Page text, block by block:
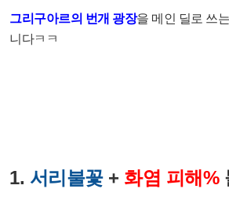
그리구아르의 번개 광장을 메인 딜로 쓰는
니다ㅋㅋ
1. 서리불꽃 + 화염 피해%